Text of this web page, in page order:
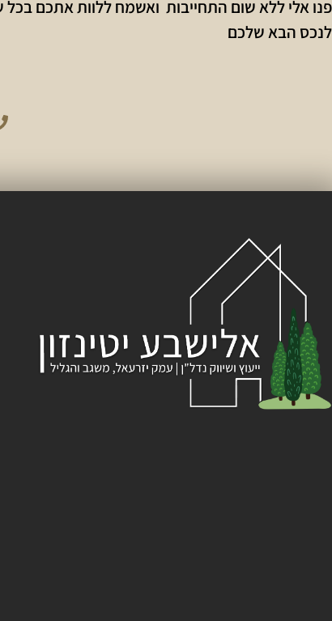
פנו אלי ללא שום התחייבות ואשמח ללוות אתכם
לנכס הבא שלכם